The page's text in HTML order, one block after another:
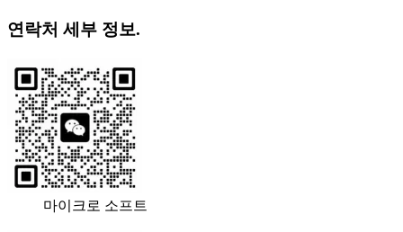
연락처 세부 정보.
마이크로 소프트